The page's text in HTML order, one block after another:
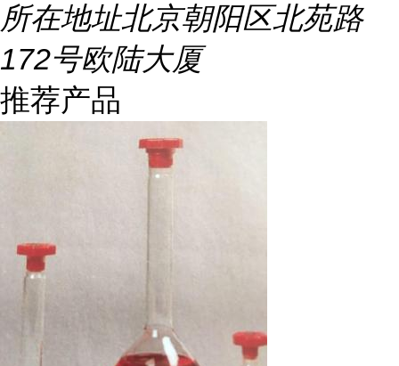
所在地址北京朝阳区北苑路
172号欧陆大厦
推荐产品